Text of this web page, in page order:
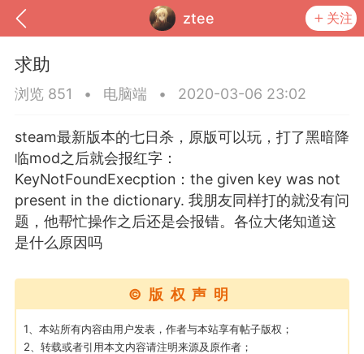
ztee 关注
MOD下载 攻略教程 联机招募
求助
浏览 851 • 电脑端 • 2020-03-06 23:02
steam最新版本的七日杀，原版可以玩，打了黑暗降
临mod之后就会报红字：
KeyNotFoundExecption：the given key was not
present in the dictionary. 我朋友同样打的就没有问
题，他帮忙操作之后还是会报错。各位大佬知道这
是什么原因吗
©版权声明
1、本站所有内容由用户发表，作者与本站享有帖子版权；
2、转载或者引用本文内容请注明来源及原作者；